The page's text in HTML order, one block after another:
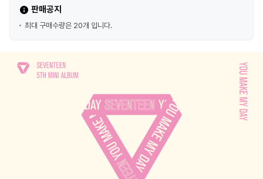
판매공지
최대 구매수량은 20개 입니다.